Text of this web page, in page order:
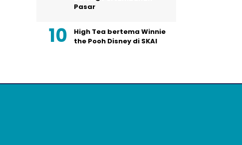
Pasar
High Tea bertema Winnie
the Pooh Disney di SKAI